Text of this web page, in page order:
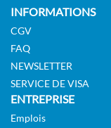
INFORMATIONS
CGV
FAQ
NEWSLETTER
SERVICE DE VISA
ENTREPRISE
Emplois